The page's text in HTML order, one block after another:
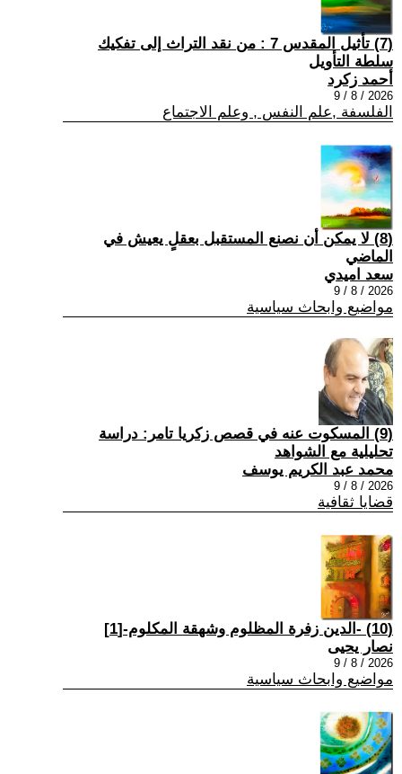
(7) تأثيل المقدس 7 : من نقد التراث إلى تفكيك
سلطة التأويل
أحمد زكرد
2026 / 8 / 9
الفلسفة ,علم النفس , وعلم الاجتماع
(8) لا يمكن أن نصنع المستقبل بعقلٍ يعيش في
الماضي
سعد اميدي
2026 / 8 / 9
مواضيع وابحاث سياسية
(9) المسكوت عنه في قصص زكريا تامر: دراسة
تحليلية مع الشواهد
محمد عبد الكريم يوسف
2026 / 8 / 9
قضايا ثقافية
(10) -الدين زفرة المظلوم وشهقة المكلوم-[1]
نصار يحيى
2026 / 8 / 9
مواضيع وابحاث سياسية